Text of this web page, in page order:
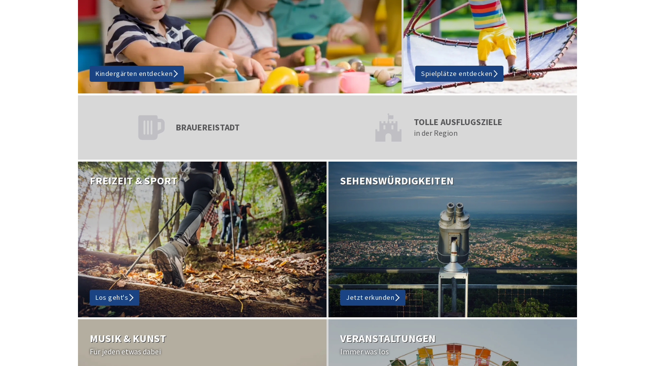
Kindergärten entdecken Spielplätze entdecken
BRAUEREISTADT TOLLE AUSFLUGSZIELE
in der Region
FREIZEIT & SPORT
Los geht's
SEHENSWÜRDIGKEITEN
Jetzt erkunden
MUSIK & KUNST
Für jeden etwas dabei
VERANSTALTUNGEN
Immer was los